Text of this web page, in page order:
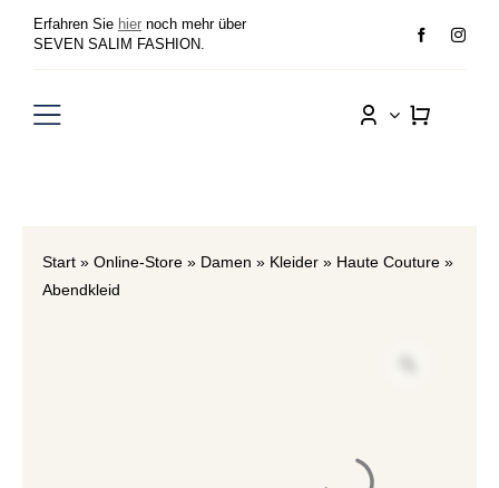
Inhalt
springen
Erfahren Sie hier noch mehr über
SEVEN SALIM FASHION.
Toggle
Start» Online-Store» Damen » Kleider» Haute Couture»
Abendkleid